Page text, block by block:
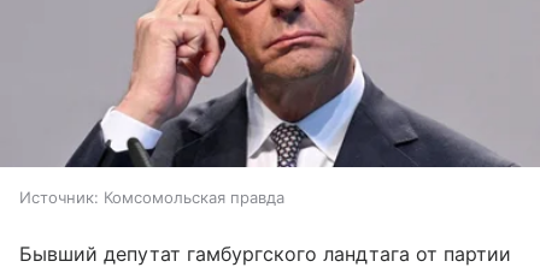
Источник: Комсомольская правда
Бывший депутат гамбургского ландтага от партии